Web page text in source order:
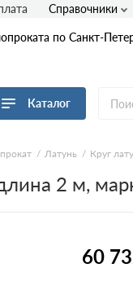
по Санкт-
Каталог
Справочники
Латунь Круг
2 м,
60